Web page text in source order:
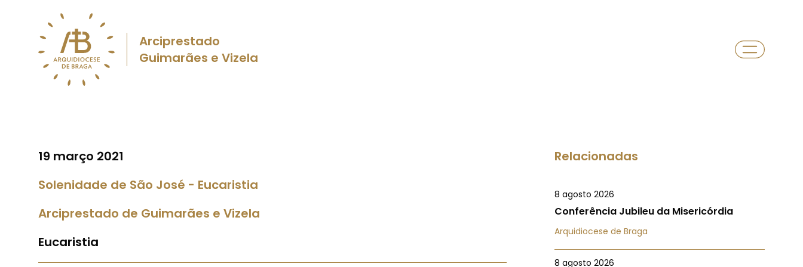
Arciprestado
Guimarães e Vizela
19 março 2021
Solenidade de São José - Eucaristia
Arciprestado de Guimarães e Vizela
Eucaristia
Relacionadas
8 agosto 2026
Conferência Jubileu da Misericórdia
Arquidiocese de Braga
8 agosto 2026